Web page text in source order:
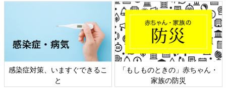
感染症対策、いますぐできるこ
と
「もしものときの」赤ちゃん・
家族の防災